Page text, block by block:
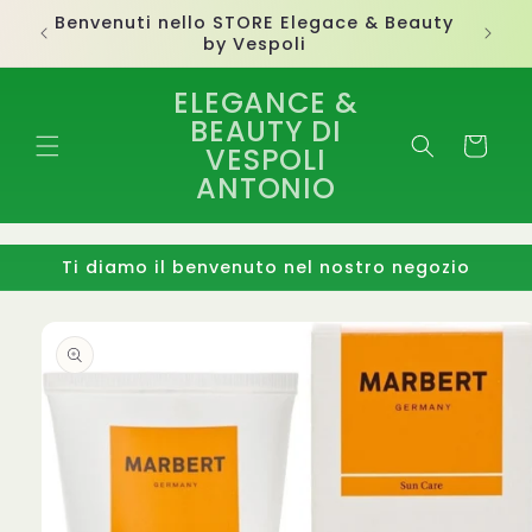
direttamente
ai contenuti
Benvenuti nello STORE Elegace & Beauty
by Vespoli
ELEGANCE &
BEAUTY DI
VESPOLI
ANTONIO
Carrello
Ti diamo il benvenuto nel nostro negozio
prodotto